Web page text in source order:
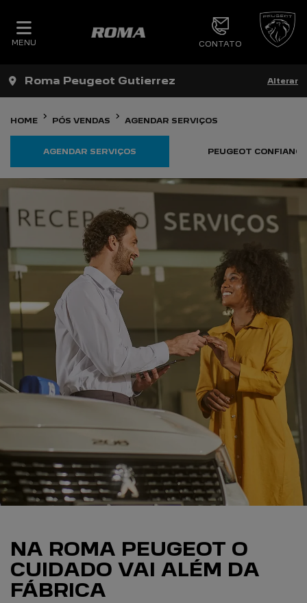
MENU CONTATO
Roma Peugeot Gutierrez Alterar
HOME PÓS VENDAS AGENDAR SERVIÇOS
PEUGEOT CONFIANCE
AGENDAR SERVIÇOS
NA ROMA PEUGEOT O
CUIDADO VAI ALÉM DA
FÁBRICA